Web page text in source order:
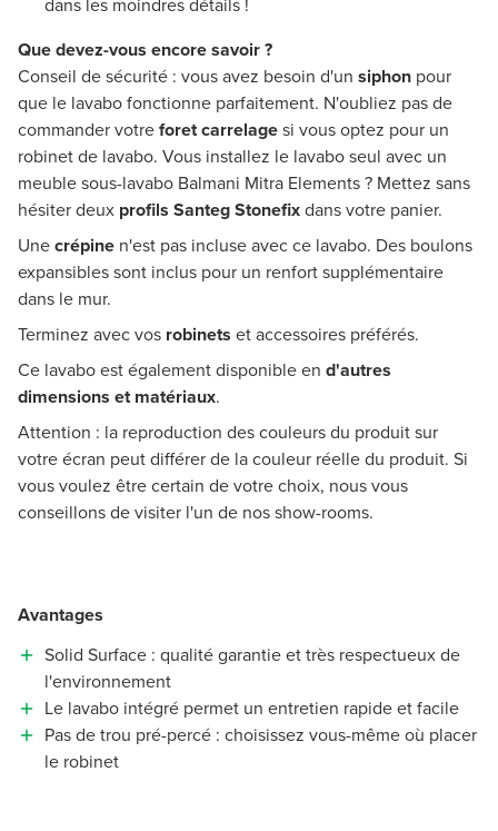
dans les moindres détails !
Que devez-vous encore savoir ?
Conseil de sécurité : vous avez besoin d'un siphon pour
que le lavabo fonctionne parfaitement. N'oubliez pas de
commander votreforet carrelagesi vous optez pour un
robinet de lavabo. Vous installez le lavabo seul avec un
meuble sous-lavabo Balmani Mitra Elements ? Mettez sans
hésiter deux profils Santeg Stonefixdans votre panier.
Unecrépine n'est pas incluse avec ce lavabo. Des boulons
expansibles sont inclus pour un renfort supplémentaire
dans le mur.
Terminez avec vos robinets et accessoires préférés.
Ce lavabo est également disponible en d'autres
dimensions et matériaux.
Attention : la reproduction des couleurs du produit sur
votre écran peut différer de la couleur réelle du produit. Si
vous voulez être certain de votre choix, nous vous
conseillons de visiter l'un de nos show-rooms.
Avantages
Solid Surface : qualité garantie et très respectueux de
l'environnement
Le lavabo intégré permet un entretien rapide et facile
Pas de trou pré-percé : choisissez vous-même où placer
le robinet